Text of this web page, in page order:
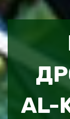
AL-